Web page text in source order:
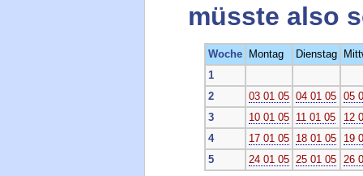
müsste also
Woche Montag Dienstag
1
2
03 01 05 04 01 05
05
3
10 01 05 11 01 05
12
4
17 01 05 18 01 05
19
5
24 01 05 25 01 05 26